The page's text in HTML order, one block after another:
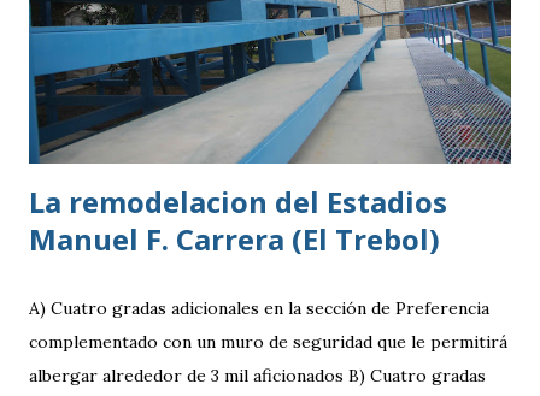
La remodelacion del Estadios
Manuel F. Carrera (El Trebol)
A) Cuatro gradas adicionales en la sección de Preferencia
complementado con un muro de seguridad que le permitirá
albergar alrededor de 3 mil aficionados B) Cuatro gradas